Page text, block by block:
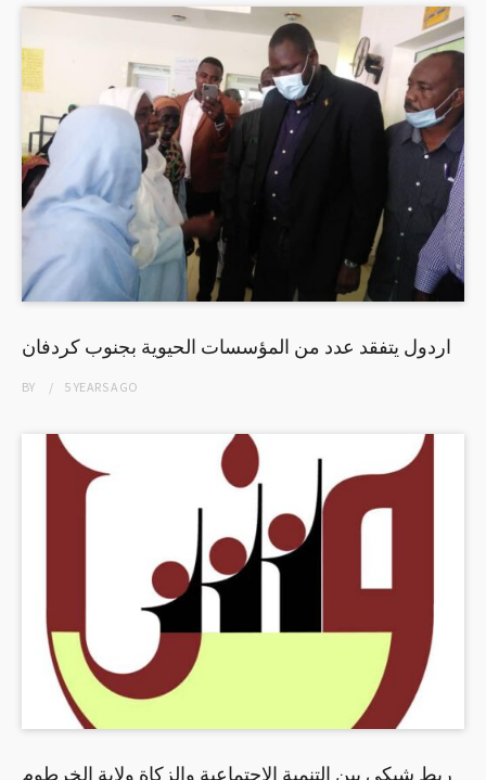
اردول يتفقد عدد من المؤسسات الحيوية بجنوب كردفان
BY 5 YEARSAGO
ربط شبكي بين التنمية الإجتماعية والزكاة ولاية الخرطوم